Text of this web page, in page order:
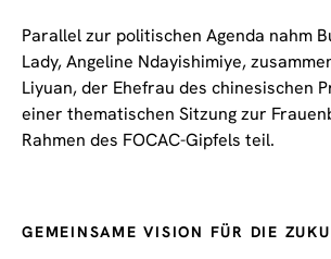
Parallel zur politischen Agenda nahm
Lady, Angeline Ndayishimiye,
Liyuan, der Ehefrau des chinesischen
einer thematischen Sitzung zur
Rahmen des FOCAC-Gipfels teil.
GEMEINSAME VISION FÜR DIE